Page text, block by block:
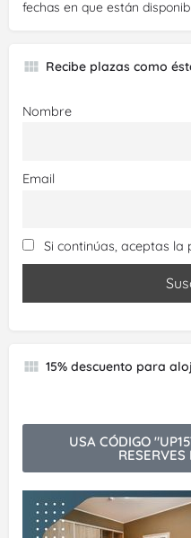
fechas en que están
Recibe plazas como
Nombre
Email
Si continúas, aceptas
15% descuento para
USA CÓDIGO